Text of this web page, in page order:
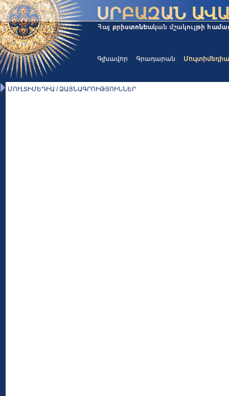
Գլխավոր Գրադարան Մուլտիմեդիա
ՄՈՒԼՏԻՄԵԴԻԱ / ՁԱՅՆԱԳՐՈԻԹՅՈԻՆՆԵՐ